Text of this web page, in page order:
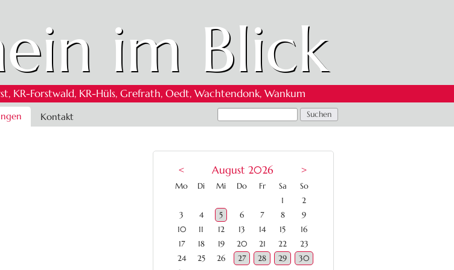
im Blick
KR-Forstwald, KR-Hüls, Grefrath, Oedt, Wachtendonk, Wankum
Kontakt
< August 2026 >
Montag
Dienstag
Mittwoch
Donnerstag
FreitagSamstag
Sonntag
1
2
3
4 5 6 7 8
9
10
11 12 13 14 15
16
17
18 19 20 21 22
23
24
25 26 27 28 29
30